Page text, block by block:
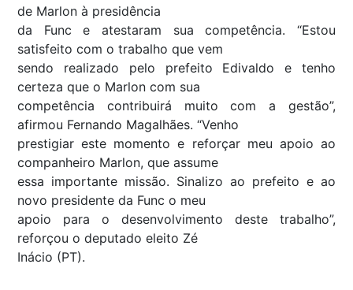
de Marlon à presidência
da Func e atestaram sua competência. “Estou
satisfeito com o trabalho que vem
sendo realizado pelo prefeito Edivaldo e tenho
certeza que o Marlon com sua
competência contribuirá muito com a gestão”,
afirmou Fernando Magalhães. “Venho
prestigiar este momento e reforçar meu apoio ao
companheiro Marlon, que assume
essa importante missão. Sinalizo ao prefeito e ao
novo presidente da Func o meu
apoio para o desenvolvimento deste trabalho”,
reforçou o deputado eleito Zé
Inácio (PT).